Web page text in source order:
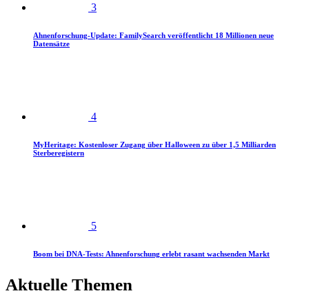
3
Ahnenforschung-Update: FamilySearch veröffentlicht 18 Millionen neue
Datensätze
4
MyHeritage: Kostenloser Zugang über Halloween zu über 1,5 Milliarden
Sterberegistern
5
Boom bei DNA-Tests: Ahnenforschung erlebt rasant wachsenden Markt
Aktuelle Themen